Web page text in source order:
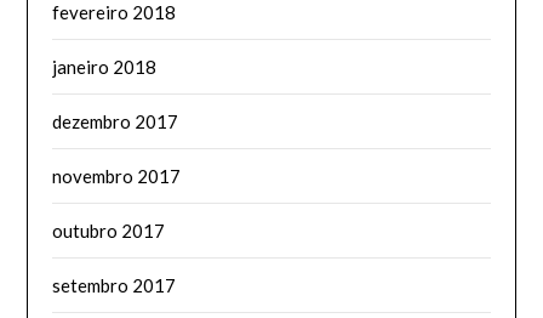
fevereiro 2018
janeiro 2018
dezembro 2017
novembro 2017
outubro 2017
setembro 2017